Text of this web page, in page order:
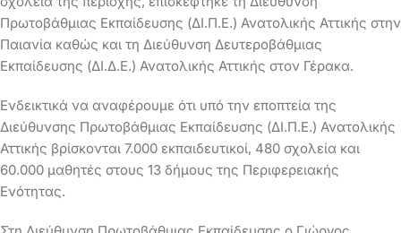
Πρωτοβάθμιας Εκπαίδευσης (ΔΙ.Π.Ε.) Ανατολικής Αττικής στην
Παιανία καθώς και τη Διεύθυνση Δευτεροβάθμιας
Εκπαίδευσης (ΔΙ.Δ.Ε.) Ανατολικής Αττικής στον Γέρακα.
Ενδεικτικά να αναφέρουμε ότι υπό την εποπτεία της
Διεύθυνσης Πρωτοβάθμιας Εκπαίδευσης (ΔΙ.Π.Ε.) Ανατολικής
Αττικής βρίσκονται 7.000 εκπαιδευτικοί, 480 σχολεία και
60.000 μαθητές στους 13 δήμους της Περιφερειακής
Ενότητας.